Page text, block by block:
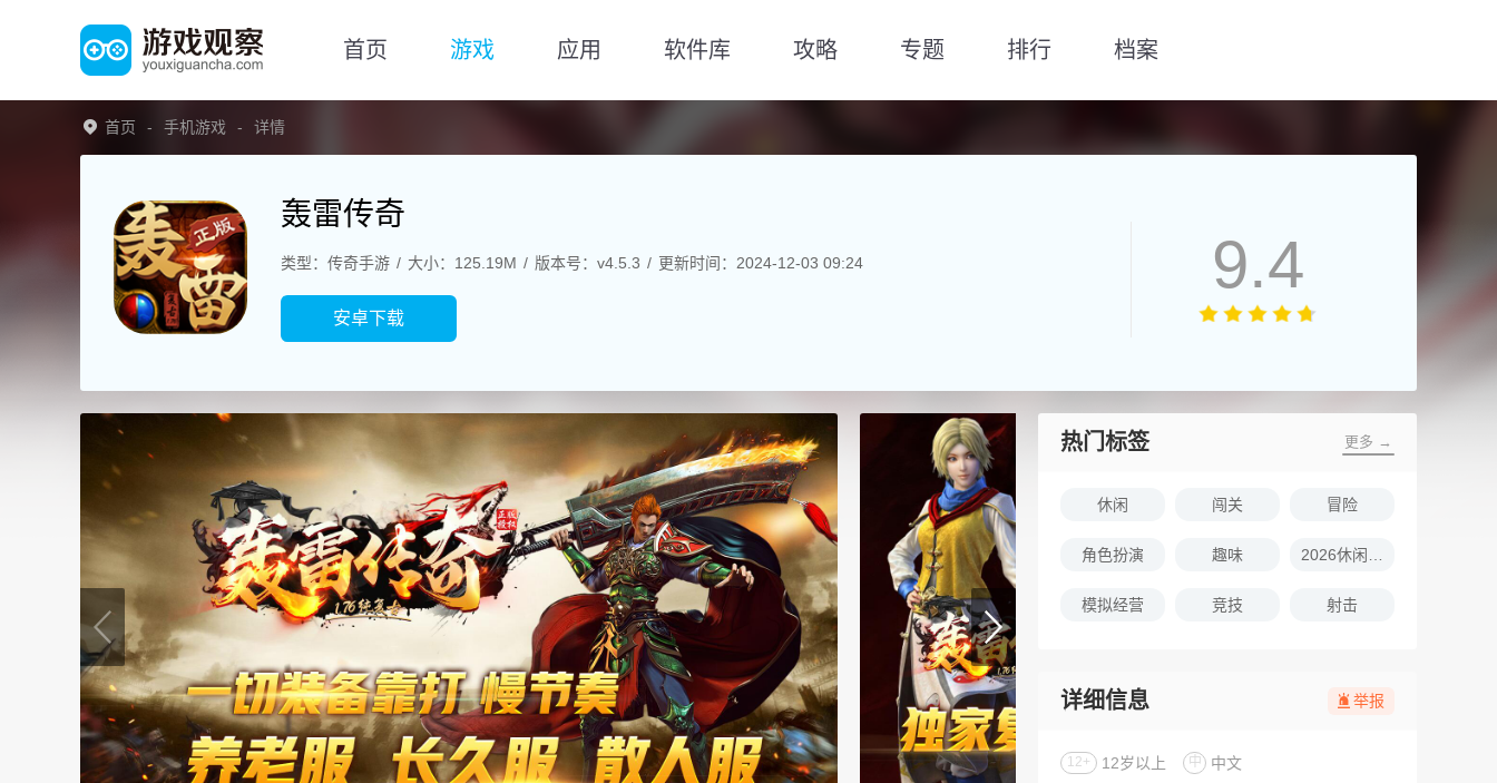
首页 游戏 应用 软件库 攻略 专题 排行 档案
首页 手机游戏 详情
轰雷传奇
类型：传奇手游 大小：125.19M 版本号：v4.5.3 更新时间：2024-12-03 09:24
安卓下载
9.4
热门标签 更多 →
休闲 闯关 冒险
角色扮演 趣味
模拟经营 竞技 射击
详细信息 举报
12+ 12岁以上 中 中文